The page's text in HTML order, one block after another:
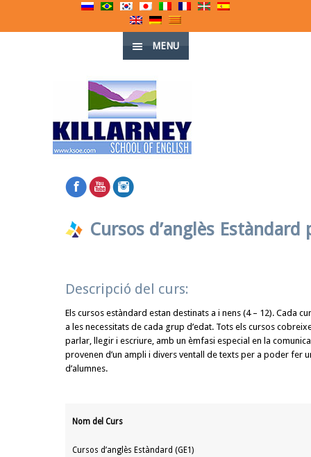
MENU
Cursos d’anglès Estàndard
Descripció del curs:
Els cursos estàndard estan destinats a i nens (4 – 12). Cada
a les necessitats de cada grup d’edat. Tots els cursos
parlar, llegir i escriure, amb un èmfasi especial en la
provenen d’un ampli i divers ventall de texts per a poder fer
d’alumnes.
Nom del Curs
Cursos d’anglès Estàndard (GE1)